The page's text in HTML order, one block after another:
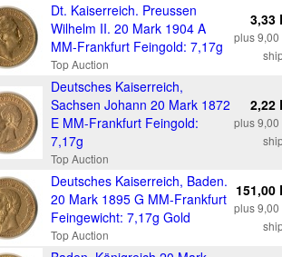
Dt. Kaiserreich. Preussen
Wilhelm II. 20 Mark 1904 A
MM-Frankfurt Feingold: 7,17g
Top Auction
3,33
plus 9,00
Deutsches Kaiserreich,
Sachsen Johann 20 Mark 1872
E MM-Frankfurt Feingold:
7,17g
Top Auction
2,22
plus 9,00
Deutsches Kaiserreich, Baden.
20 Mark 1895 G MM-Frankfurt
Feingewicht: 7,17g Gold
Top Auction
151,00
plus 9,00